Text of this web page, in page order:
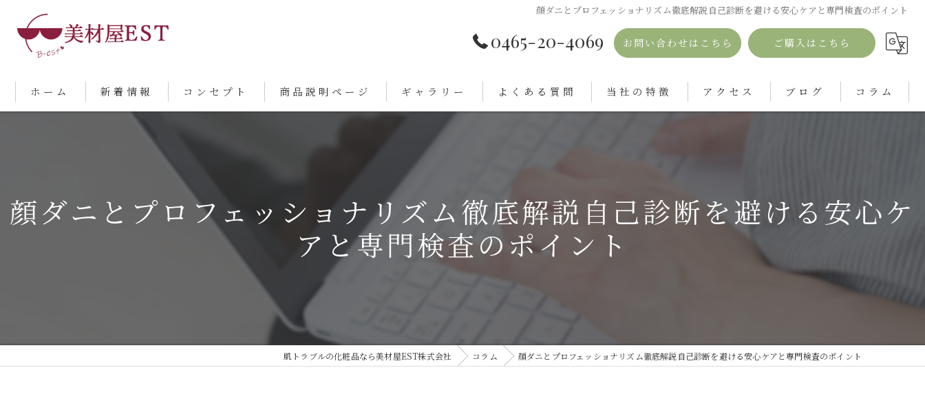
顔ダニとプロフェッショナリズム徹底解説自己診断を避ける安心ケアと専門検査のポイント
0465-20-4069 お問い合わせはこちら ご購入はこちら
ホーム 新着情報 コンセプト 商品説明ページ ギャラリー よくある質問 当社の特徴
まつ毛ダニ
洗顔
美肌
アクセス ブログ コラム
顔ダニとプロフェッショナリズム徹底解説自己診断を避ける安心ケ
アと専門検査のポイント
肌トラブルの化粧品なら美材屋EST株式会社 コラム 顔ダニとプロフェッショナリズム徹底解説自己診断を避ける安心ケアと専門検査のポイント